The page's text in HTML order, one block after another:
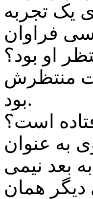
یک تجربه
فراوان
او بود؟
منتظرش
بود.
است؟
به عنوان
بعد نیمی
دیگر همان